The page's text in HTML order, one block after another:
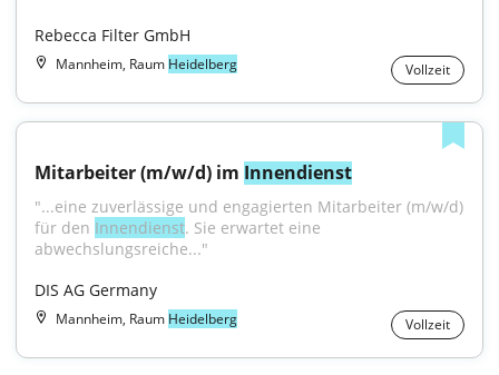
Rebecca Filter GmbH
Mannheim, Raum Heidelberg Vollzeit
Mitarbeiter (m/w/d) im Innendienst
"...eine zuverlässige und engagierten Mitarbeiter (m/w/d)
für den Innendienst. Sie erwartet eine
abwechslungsreiche..."
DIS AG Germany
Mannheim, Raum Heidelberg Vollzeit